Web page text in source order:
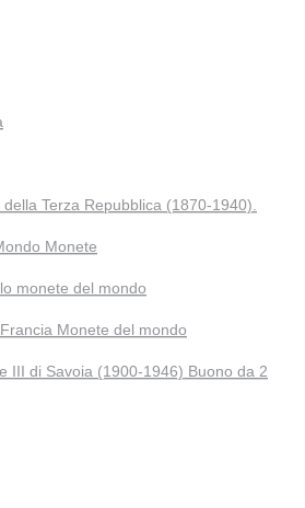
Terza Repubblica (1870-1940).
Monete
monete del mondo
Monete del mondo
III di Savoia (1900-1946) Buono da 2